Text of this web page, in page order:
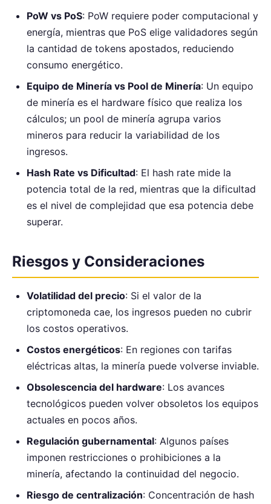
PoW vs PoS: PoW requiere poder computacional y
energía, mientras que PoS elige validadores según
la cantidad de tokens apostados, reduciendo
consumo energético.
Equipo de Minería vs Pool de Minería: Un equipo
de minería es el hardware físico que realiza los
cálculos; un pool de minería agrupa varios
mineros para reducir la variabilidad de los
ingresos.
Hash Rate vs Dificultad: El hash rate mide la
potencia total de la red, mientras que la dificultad
es el nivel de complejidad que esa potencia debe
superar.
Riesgos y Consideraciones
Volatilidad del precio: Si el valor de la
criptomoneda cae, los ingresos pueden no cubrir
los costos operativos.
Costos energéticos: En regiones con tarifas
eléctricas altas, la minería puede volverse inviable.
Obsolescencia del hardware: Los avances
tecnológicos pueden volver obsoletos los equipos
actuales en pocos años.
Regulación gubernamental: Algunos países
imponen restricciones o prohibiciones a la
minería, afectando la continuidad del negocio.
Riesgo de centralización: Concentración de hash